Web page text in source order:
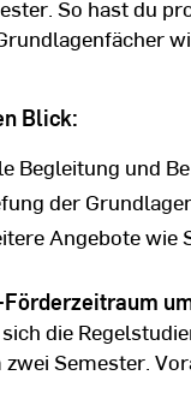
So hast du
Blick:
Begleitung und
der
Angebote wie
die
Semester.